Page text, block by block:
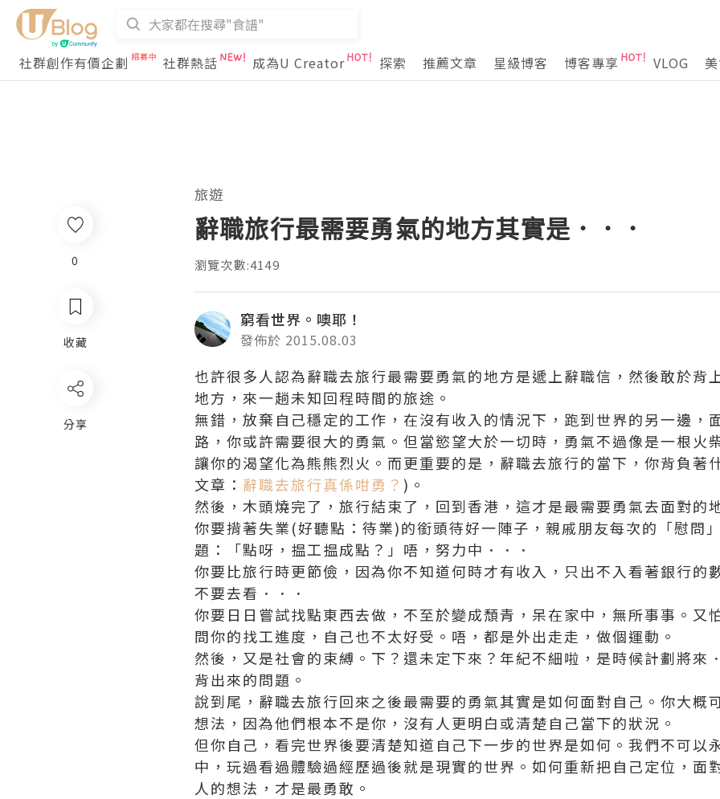
社群創作有價企劃 社群熱話 成為U Creator 探索 推薦文章 星級博客 博客專享 VLOG
旅遊
辭職旅行最需要勇氣的地方其實是．．．
瀏覽次數:4149
窮看世界。噢耶！
發佈於 2015.08.03
也許很多人認為辭職去旅行最需要勇氣的地方是遞上辭職信，然後敢於背
地方，來一趟未知回程時間的旅途。
無錯，放棄自己穩定的工作，在沒有收入的情況下，跑到世界的另一邊，
路，你或許需要很大的勇氣。但當慾望大於一切時，勇氣不過像是一根火
讓你的渴望化為熊熊烈火。而更重要的是，辭職去旅行的當下，你背負著
文章： 辭職去旅行真係咁勇？ )。
然後，木頭燒完了，旅行結束了，回到香港，這才是最需要勇氣去面對的
你要揹著失業(好聽點：待業)的銜頭待好一陣子，親戚朋友每次的「慰問
題：「點呀，揾工揾成點？」唔，努力中．．．
你要比旅行時更節儉，因為你不知道何時才有收入，只出不入看著銀行的
不要去看．．．
你要日日嘗試找點東西去做，不至於變成頹青，呆在家中，無所事事。又
問你的找工進度，自己也不太好受。唔，都是外出走走，做個運動。
然後，又是社會的束縛。下？還未定下來？年紀不細啦，是時候計劃將來
背出來的問題。
說到尾，辭職去旅行回來之後最需要的勇氣其實是如何面對自己。你大概
想法，因為他們根本不是你，沒有人更明白或清楚自己當下的狀況。
但你自己，看完世界後要清楚知道自己下一步的世界是如何。我們不可以
中，玩過看過體驗過經歷過後就是現實的世界。如何重新把自己定位，面
人的想法，才是最勇敢。
0
收藏
分享